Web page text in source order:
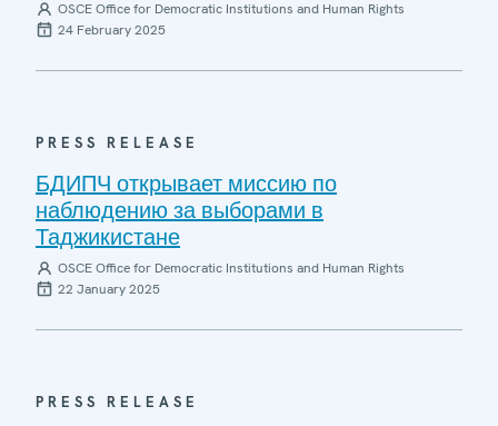
OSCE Office for Democratic Institutions and Human Rights
24 February 2025
PRESS RELEASE
БДИПЧ открывает миссию по
наблюдению за выборами в
Таджикистане
OSCE Office for Democratic Institutions and Human Rights
22 January 2025
PRESS RELEASE